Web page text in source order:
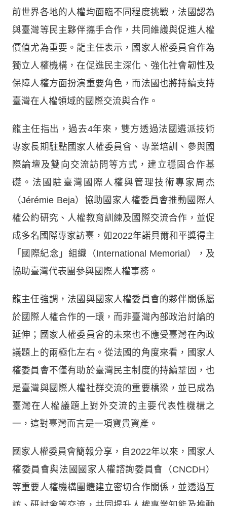
前世界各地的人權均面臨不同程度挑戰，法國認為
與臺灣等民主夥伴攜手合作，共同維護與促進人權
價值尤為重要。龍主任表示，國家人權委員會作為
獨立人權機構，在促進民主深化、強化社會韌性及
保障人權方面扮演重要角色，而法國也將持續支持
臺灣在人權領域的國際交流與合作。
龍主任指出，過去4年來，雙方透過法國遴派技術
專家長期駐點國家人權委員會、專業培訓、參與國
際論壇及雙向交流訪問等方式，建立穩固合作基
礎。法國駐臺灣國際人權與管理技術專家周杰
（Jérémie Beja）協助國家人權委員會推動國際人
權公約研究、人權教育訓練及國際交流合作，並促
成多名國際專家訪臺，如2022年諾貝爾和平獎得主
「國際紀念」組織（International Memorial），及
協助臺灣代表團參與國際人權事務。
龍主任強調，法國與國家人權委員會的夥伴關係屬
於國際人權合作的一環，而非臺灣內部政治討論的
延伸；國家人權委員會的未來也不應受臺灣在內政
議題上的兩極化左右。從法國的角度來看，國家人
權委員會不僅有助於臺灣民主制度的持續鞏固，也
是臺灣與國際人權社群交流的重要橋梁，並已成為
臺灣在人權議題上對外交流的主要代表性機構之
一，這對臺灣而言是一項寶貴資產。
國家人權委員會簡報分享，自2022年以來，國家人
權委員會與法國國家人權諮詢委員會（CNCDH）
等重要人權機構團體建立密切合作關係，並透過互